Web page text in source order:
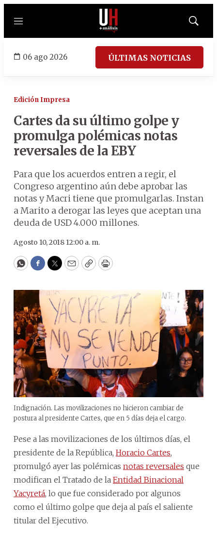
Menú
Mostrar
06 ago 2026 ÚLTIMAS NOTICIAS
Edición Impresa
Cartes da su último golpe y
promulga polémicas notas
reversales de la EBY
Para que los acuerdos entren a regir, el
Congreso argentino aún debe aprobar las
notas y Macri tiene que promulgarlas. Instan
a Marito a derogar las leyes que aceptan una
deuda de USD 4.000 millones.
Agosto 10, 2018 12:00 a. m.
WhatsApp
Facebook
Twitter
EmailCopyPrint
Indignación. Las movilizaciones no hicieron cambiar de
postura al presidente Cartes, que en 5 días deja el cargo.
Pese a las movilizaciones de los últimos días, el
presidente de la República, Horacio Cartes,
promulgó ayer las polémicas notas reversales que
modifican el Tratado de la Entidad Binacional
Yacyretá, lo que fue considerado por algunos
como el último golpe que deja al país el saliente
titular del Ejecutivo.